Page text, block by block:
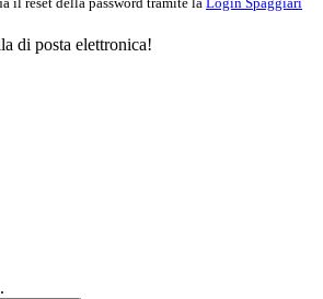
di posta elettronica!